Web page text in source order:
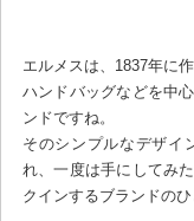
エルメスは、1837年に
ハンドバッグなどを中
ンドですね。
そのシンプルなデザイ
れ、一度は手にしてみ
クインするブランドのひ